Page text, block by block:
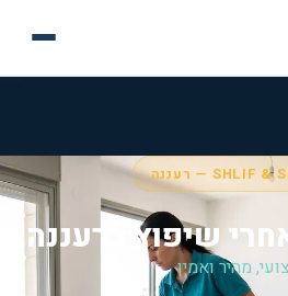
שיפוץ ברעננה
מהיר ואמין